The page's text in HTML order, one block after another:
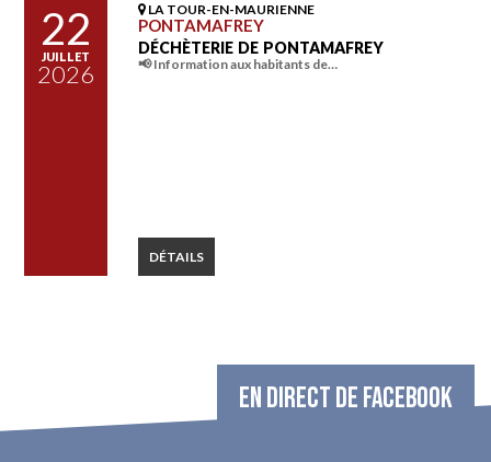
22
JUILLET
2026
LA TOUR-EN-MAURIENNE
PONTAMAFREY
DÉCHÈTERIE DE PONTAMAFREY
📢 Information aux habitants de…
DÉTAILS
EN DIRECT DE FACEBOOK